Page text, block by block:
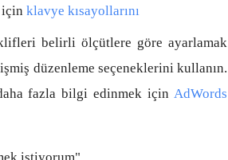
için klavye kısayollarını
belirli ölçütlere göre ayarlamak
düzenleme seçeneklerini kullanın.
fazla bilgi edinmek için AdWords